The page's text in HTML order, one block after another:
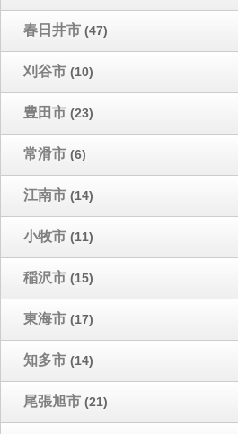
春日井市 (47)
刈谷市 (10)
豊田市 (23)
常滑市 (6)
江南市 (14)
小牧市 (11)
稲沢市 (15)
東海市 (17)
知多市 (14)
尾張旭市 (21)